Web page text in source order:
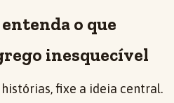
o que
inesquecível
fixe a ideia central.